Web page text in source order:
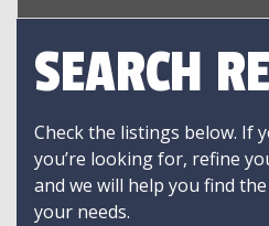
SEARCH
Check the listings below. If
you’re looking for, refine
and we will help you find
your needs.